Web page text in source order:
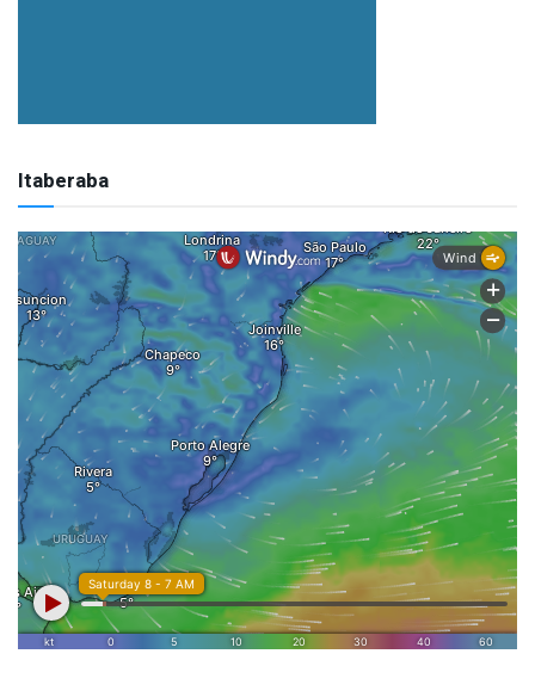
Itaberaba